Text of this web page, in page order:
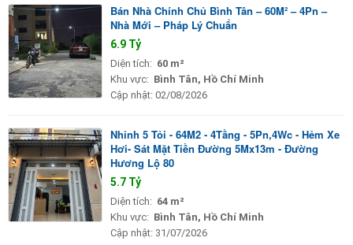
Bán Nhà Chính Chủ Bình Tân – 60M² – 4Pn –
Nhà Mới – Pháp Lý Chuẩn
6.9 Tỷ
Diện tích: 60 m²
Khu vực: Bình Tân, Hồ Chí Minh
Cập nhật: 02/08/2026
Nhỉnh 5 Tỏi - 64M2 - 4Tầng - 5Pn,4Wc - Hẻm Xe
Hơi- Sát Mặt Tiền Đường 5Mx13m - Đường
Hương Lộ 80
5.7 Tỷ
Diện tích: 64 m²
Khu vực: Bình Tân, Hồ Chí Minh
Cập nhật: 31/07/2026